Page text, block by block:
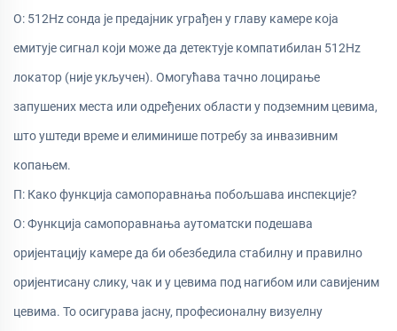
О: 512Hz сонда је предајник уграђен у главу камере која
емитује сигнал који може да детектује компатибилан 512Hz
локатор (није укључен). Омогућава тачно лоцирање
запушених места или одређених области у подземним цевима,
што уштеди време и елиминише потребу за инвазивним
копањем.
П: Како функција самопоравнања побољшава инспекције?
О: Функција самопоравнања аутоматски подешава
оријентацију камере да би обезбедила стабилну и правилно
оријентисану слику, чак и у цевима под нагибом или савијеним
цевима. То осигурава јасну, професионалну визуелну